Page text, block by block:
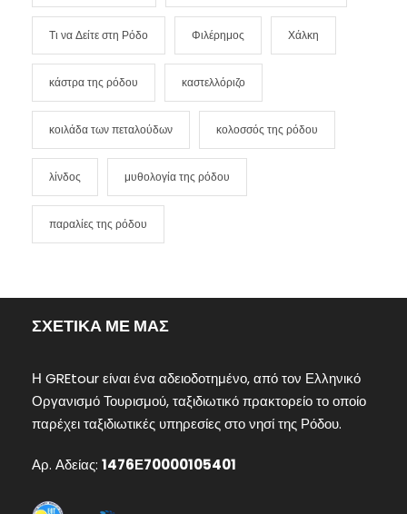
Τι να Δείτε στη Ρόδο Φιλέρημος Χάλκη
κάστρα της ρόδου καστελλόριζο
κοιλάδα των πεταλούδων κολοσσός της ρόδου
λίνδος μυθολογία της ρόδου
παραλίες της ρόδου
ΣΧΕΤΙΚΑ ΜΕ ΜΑΣ
Η GREtour είναι ένα αδειοδοτημένο, από τον Ελληνικό
Οργανισμό Τουρισμού, ταξιδιωτικό πρακτορείο το οποίο
παρέχει ταξιδιωτικές υπηρεσίες στο νησί της Ρόδου.
Αρ. Αδείας: 1476Ε70000105401